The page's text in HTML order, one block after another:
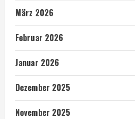
März 2026
Februar 2026
Januar 2026
Dezember 2025
November 2025